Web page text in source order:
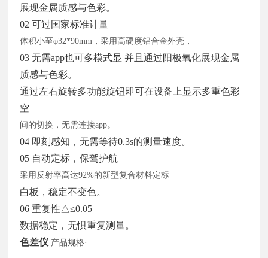
展现金属质感与色彩。
02 可过国家标准计量
体积小至φ32*90mm，采用高硬度铝合金外壳，
03 无需app也可多模式显 并且通过阳极氧化展现金属
质感与色彩。
通过左右旋转多功能旋钮即可在设备上显示多重色彩
空
间的切换，无需连接app。
04 即刻感知，无需等待0.3s的测量速度。
05 自动定标，保驾护航
采用反射率高达92%的新型复合材料定标
白板，稳定不变色。
06 重复性△≤0.05
数据稳定，无惧重复测量。
色差仪 产品规格·